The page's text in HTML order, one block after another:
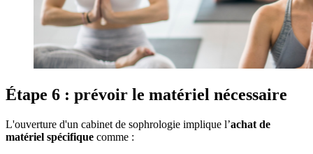
Étape 6 : prévoir le matériel nécessaire
L'ouverture d'un cabinet de sophrologie implique l’achat de
matériel spécifique comme :